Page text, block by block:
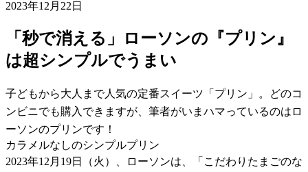
2023年12月22日
「秒で消える」ローソンの『プリン』
は超シンプルでうまい
子どもから大人まで人気の定番スイーツ「プリン」。どのコ
ンビニでも購入できますが、筆者がいまハマっているのはロ
ーソンのプリンです！
カラメルなしのシンプルプリン
2023年12月19日（火）、ローソンは、「こだわりたまごのな